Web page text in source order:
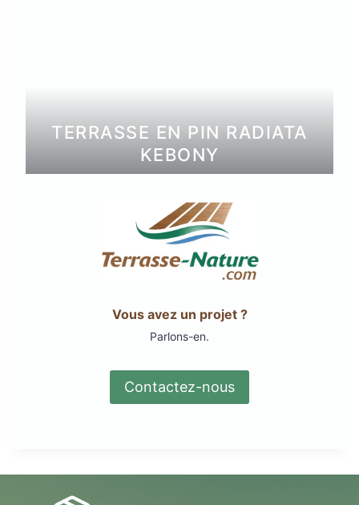
TERRASSE EN PIN RADIATA
KEBONY
Vous avez un projet ?
Parlons-en.
Contactez-nous